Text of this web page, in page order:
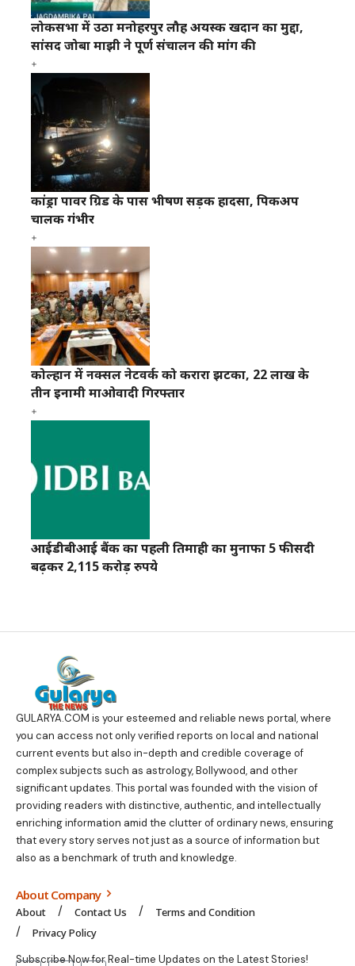
लोकसभा में उठा मनोहरपुर लौह अयस्क खदान का मुद्दा,
सांसद जोबा माझी ने पूर्ण संचालन की मांग की
कांड्रा पावर ग्रिड के पास भीषण सड़क हादसा, पिकअप
चालक गंभीर
कोल्हान में नक्सल नेटवर्क को करारा झटका, 22 लाख के
तीन इनामी माओवादी गिरफ्तार
आईडीबीआई बैंक का पहली तिमाही का मुनाफा 5 फीसदी
बढ़कर 2,115 करोड़ रुपये
GULARYA.COM is your esteemed and reliable news portal, where
you can access not only verified reports on local and national
current events but also in-depth and credible coverage of
complex subjects such as astrology, Bollywood, and other
significant updates. This portal was founded with the vision of
providing readers with distinctive, authentic, and intellectually
enriching information amid the clutter of ordinary news, ensuring
that every story serves not just as a source of information but
also as a benchmark of truth and knowledge.
About Company
About Contact Us
Terms and Condition
Privacy Policy
Subscribe Now for Real-time Updates on the Latest Stories!